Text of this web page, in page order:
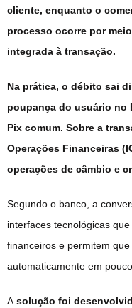
cliente, enquanto o
processo ocorre por
integrada à transação.
Na prática, o débito sai
poupança do usuário no
Pix comum. Sobre a
Operações Financeiras
operações de câmbio e
Segundo o banco, a
interfaces tecnológicas
financeiros e permitem
automaticamente em
Asolução foi